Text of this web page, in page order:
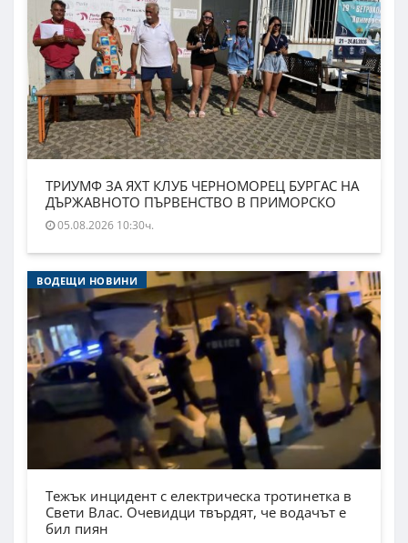
ТРИУМФ ЗА ЯХТ КЛУБ ЧЕРНОМОРЕЦ БУРГАС НА
ДЪРЖАВНОТО ПЪРВЕНСТВО В ПРИМОРСКО
05.08.2026 10:30ч.
ВОДЕЩИ НОВИНИ
Тежък инцидент с електрическа тротинетка в
Свети Влас. Очевидци твърдят, че водачът е
бил пиян